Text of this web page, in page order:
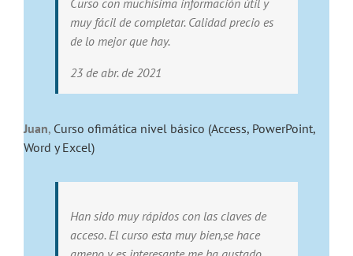
Curso con muchísima información útil y
muy fácil de completar. Calidad precio es
de lo mejor que hay.
23 de abr. de 2021
Juan, Curso ofimática nivel básico (Access, PowerPoint,
Word y Excel)
Han sido muy rápidos con las claves de
acceso. El curso esta muy bien,se hace